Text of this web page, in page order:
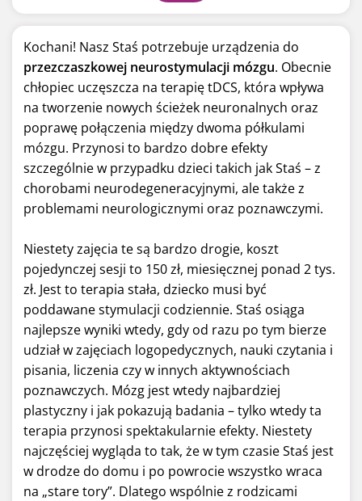
Kochani! Nasz Staś potrzebuje urządzenia do
przezczaszkowej neurostymulacji mózgu. Obecnie
chłopiec uczęszcza na terapię tDCS, która wpływa
na tworzenie nowych ścieżek neuronalnych oraz
poprawę połączenia między dwoma półkulami
mózgu. Przynosi to bardzo dobre efekty
szczególnie w przypadku dzieci takich jak Staś – z
chorobami neurodegeneracyjnymi, ale także z
problemami neurologicznymi oraz poznawczymi.
Niestety zajęcia te są bardzo drogie, koszt
pojedynczej sesji to 150 zł, miesięcznej ponad 2 tys.
zł. Jest to terapia stała, dziecko musi być
poddawane stymulacji codziennie. Staś osiąga
najlepsze wyniki wtedy, gdy od razu po tym bierze
udział w zajęciach logopedycznych, nauki czytania i
pisania, liczenia czy w innych aktywnościach
poznawczych. Mózg jest wtedy najbardziej
plastyczny i jak pokazują badania – tylko wtedy ta
terapia przynosi spektakularnie efekty. Niestety
najczęściej wygląda to tak, że w tym czasie Staś jest
w drodze do domu i po powrocie wszystko wraca
na „stare tory”. Dlatego wspólnie z rodzicami